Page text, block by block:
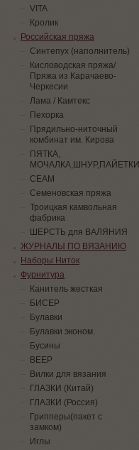
VITA
Кролик
Российская пряжа
Синтепух (наполнитель)
Кисловодская пряжа/
Пряжа из Карачаево-
Черкесии
Лама / Камтекс
Пехорка
Прядильно-ниточный
комбинат им. Кирова
ПЯТКА,
МОЧАЛКА,ШНУР,ПАЙЕТКИ
СЕАМ
Семеновская пряжа
Троицкая камвольная
фабрика
ШЕРСТЬ для ВАЛЯНИЯ
ЖУРНАЛЫ ПО ВЯЗАНИЮ
Наборы Ниток
Фурнитура
Канитель жесткая
БИСЕР
Булавки
Булавки эконом.
Бусины
ВЕЕР
Вилки для вязания
ГЛАЗКИ (Китай)
ГЛАЗКИ (Россия)
Грипперы(пакет с
замком)
Иглы